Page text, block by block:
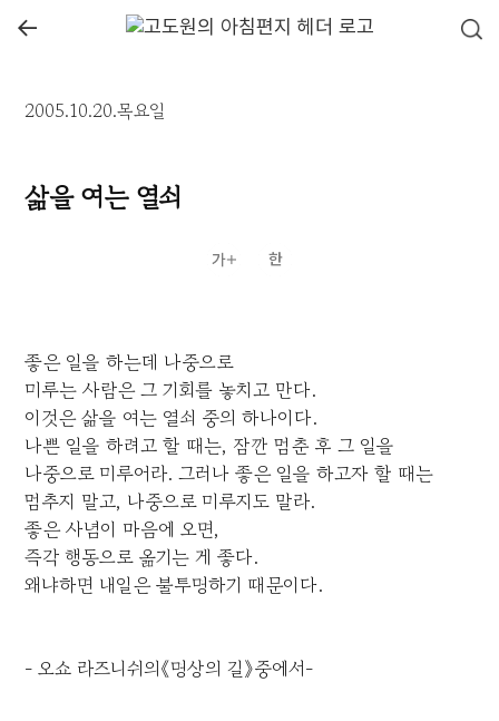
←
2005.10.20.목요일
삶을 여는 열쇠
좋은 일을 하는데 나중으로
미루는 사람은 그 기회를 놓치고 만다.
이것은 삶을 여는 열쇠 중의 하나이다.
나쁜 일을 하려고 할 때는, 잠깐 멈춘 후 그 일을
나중으로 미루어라. 그러나 좋은 일을 하고자 할 때는
멈추지 말고, 나중으로 미루지도 말라.
좋은 사념이 마음에 오면,
즉각 행동으로 옮기는 게 좋다.
왜냐하면 내일은 불투명하기 때문이다.
- 오쇼 라즈니쉬의《명상의 길》중에서-